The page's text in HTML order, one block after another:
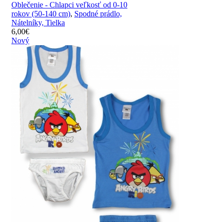
Oblečenie - Chlapci veľkosť od 0-10
rokov (50-140 cm), Spodné prádlo,
Nátelníky, Tielka
6,00€
Nový